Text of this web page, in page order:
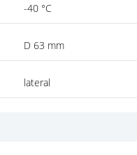
-40 °C
D 63 mm
lateral